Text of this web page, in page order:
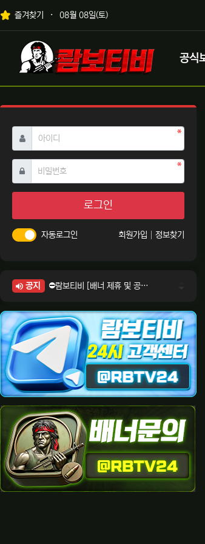
상단 네비
즐겨찾기 08월 08일(토)
메인 메뉴
로고
공식
아이디 필수
비밀번호필수
로그인
자동로그인 회원가입 정보찾기
공지
⛔람보티비 [배너 제휴 및 공식 입점 문의 안내]
⛔람보티비 [정회원 등급UP! 안내사항]
⛔람보티비 [채팅방 이용시 주의사항]
⛔람보티비 [공식보증업체 안내]